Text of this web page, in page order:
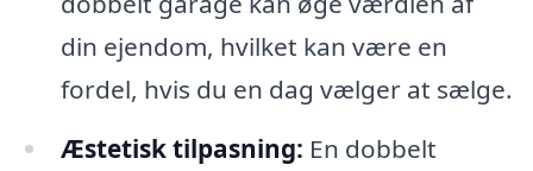
din ejendom, hvilket kan være en
fordel, hvis du en dag vælger at sælge.
Æstetisk tilpasning: En dobbelt